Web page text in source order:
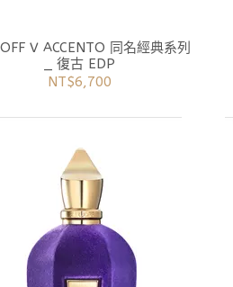
同名經典系列
_ 復古 EDP
NT$6,700